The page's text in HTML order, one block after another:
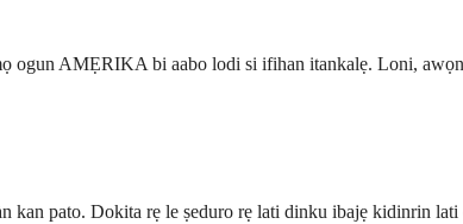
ogun AMẸRIKA bi aabo lodi si ifihan itankalẹ. Loni,
kan pato. Dokita rẹ le ṣeduro rẹ lati dinku ibajẹ kidinrin